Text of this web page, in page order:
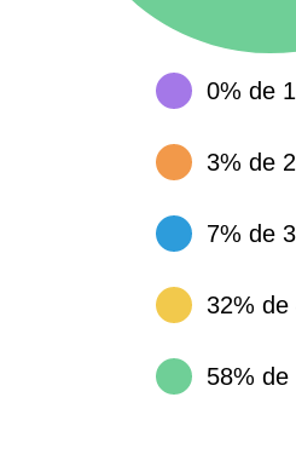
0% de
3% de
7% de
32% de
58% de